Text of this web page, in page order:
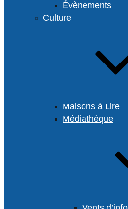
Évènements
Culture
Maisons à Lire
Médiathèque